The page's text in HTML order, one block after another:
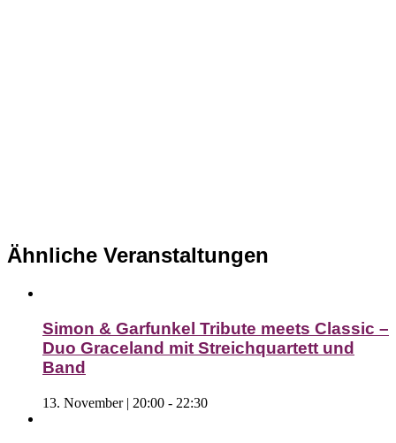
Ähnliche Veranstaltungen
Simon & Garfunkel Tribute meets Classic –
Duo Graceland mit Streichquartett und
Band
13. November | 20:00 - 22:30